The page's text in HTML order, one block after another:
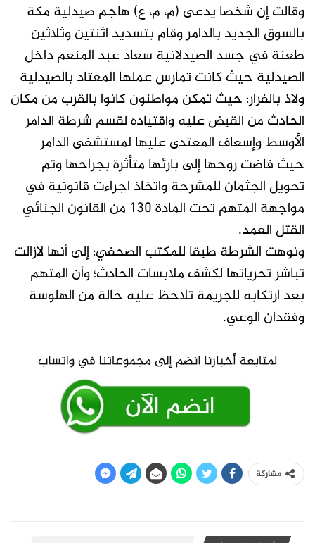
وقالت إن شخصا يدعى (م، م، ع) هاجم صيدلية مكة
بالسوق الجديد بالدامر وقام بتسديد اثنتين وثلاثين
طعنة في جسد الصيدلانية سعاد عبد المنعم داخل
الصيدلية حيث كانت تمارس عملها المعتاد بالصيدلية
ولاذ بالفرار؛ حيث تمكن مواطنون كانوا بالقرب من مكان
الحادث من القبض عليه واقتياده لقسم شرطة الدامر
الأوسط وإسعاف المعتدى عليها لمستشفى الدامر
حيث فاضت روحها إلى بارئها متأثرة بجراحها وتم
تحويل الجثمان للمشرحة واتخاذ اجراءت قانونية في
مواجهة المتهم تحت المادة 130 من القانون الجنائي
القتل العمد.
ونوهت الشرطة طبقا للمكتب الصحفي؛ إلى أنها لازالت
تباشر تحرياتها لكشف ملابسات الحادث؛ وأن المتهم
بعد ارتكابه للجريمة تلاحظ عليه حالة من الهلوسة
وفقدان الوعي.
مشاركة